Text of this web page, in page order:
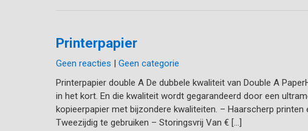
Printerpapier
Geen reacties | Geen categorie
Printerpapier double A De dubbele kwaliteit van Double A
in het kort. En die kwaliteit wordt gegarandeerd door een
kopieerpapier met bijzondere kwaliteiten. – Haarscherp
Tweezijdig te gebruiken – Storingsvrij Van € […]